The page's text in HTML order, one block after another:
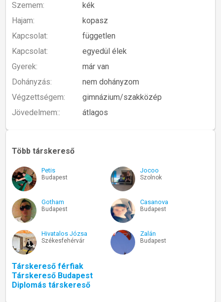
Szemem:
kék
Hajam:
kopasz
Kapcsolat:
független
Kapcsolat:
egyedül élek
Gyerek:
már van
Dohányzás:
nem dohányzom
Végzettségem:
gimnázium/szakközép
Jövedelmem::
átlagos
Több társkereső
Petis
Budapest
Jocoo
Szolnok
Gotham
Budapest
Casanova
Budapest
Hivatalos Józsa
Székesfehérvár
Zalán
Budapest
Társkereső férfiak
Társkereső Budapest
Diplomás társkereső